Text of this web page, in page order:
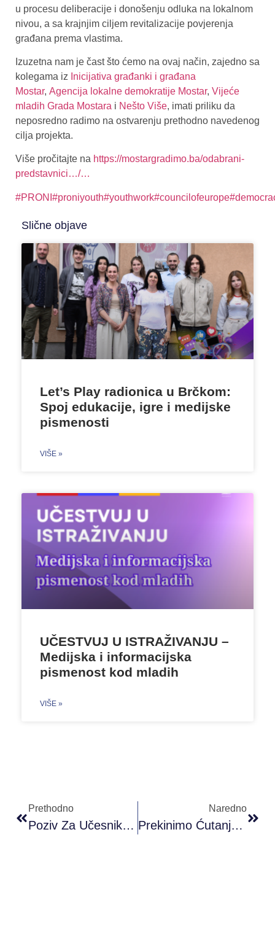
u procesu deliberacije i donošenju odluka na lokalnom
nivou, a sa krajnjim ciljem revitalizacije povjerenja
građana prema vlastima.
Izuzetna nam je čast što ćemo na ovaj način, zajedno sa
kolegama iz Inicijativa građanki i građana
Mostar, Agencija lokalne demokratije Mostar, Vijeće
mladih Grada Mostara i Nešto Više, imati priliku da
neposredno radimo na ostvarenju prethodno navedenog
cilja projekta.
Više pročitajte na https://mostargradimo.ba/odabrani-
predstavnici…/…
#PRONI #proniyouth#youthwork#councilofeurope
Slične objave
Let’s Play radionica u Brčkom:
Spoj edukacije, igre i medijske
pismenosti
VIŠE »
UČESTVUJ U ISTRAŽIVANJU –
Medijska i informacijska
pismenost kod mladih
VIŠE »
Prethodno
Poziv Za Učesnike/ce Iz Mostara
Naredno
Prekinimo Ćutanje: Unapređenje Odgovora Na Seksualno Nasilje Nad Ženama